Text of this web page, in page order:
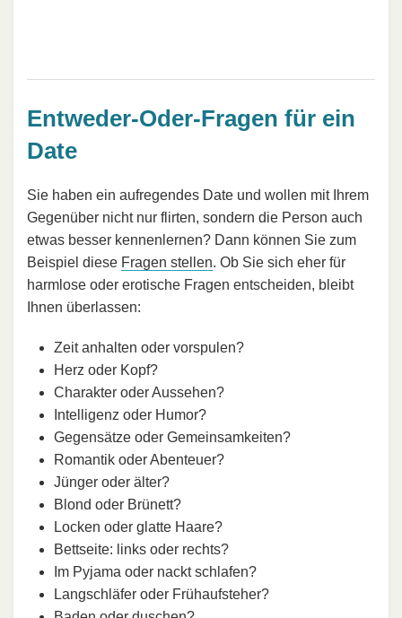
Entweder-Oder-Fragen für ein
Date
Sie haben ein aufregendes Date und wollen mit Ihrem
Gegenüber nicht nur flirten, sondern die Person auch
etwas besser kennenlernen? Dann können Sie zum
Beispiel diese Fragen stellen. Ob Sie sich eher für
harmlose oder erotische Fragen entscheiden, bleibt
Ihnen überlassen:
Zeit anhalten oder vorspulen?
Herz oder Kopf?
Charakter oder Aussehen?
Intelligenz oder Humor?
Gegensätze oder Gemeinsamkeiten?
Romantik oder Abenteuer?
Jünger oder älter?
Blond oder Brünett?
Locken oder glatte Haare?
Bettseite: links oder rechts?
Im Pyjama oder nackt schlafen?
Langschläfer oder Frühaufsteher?